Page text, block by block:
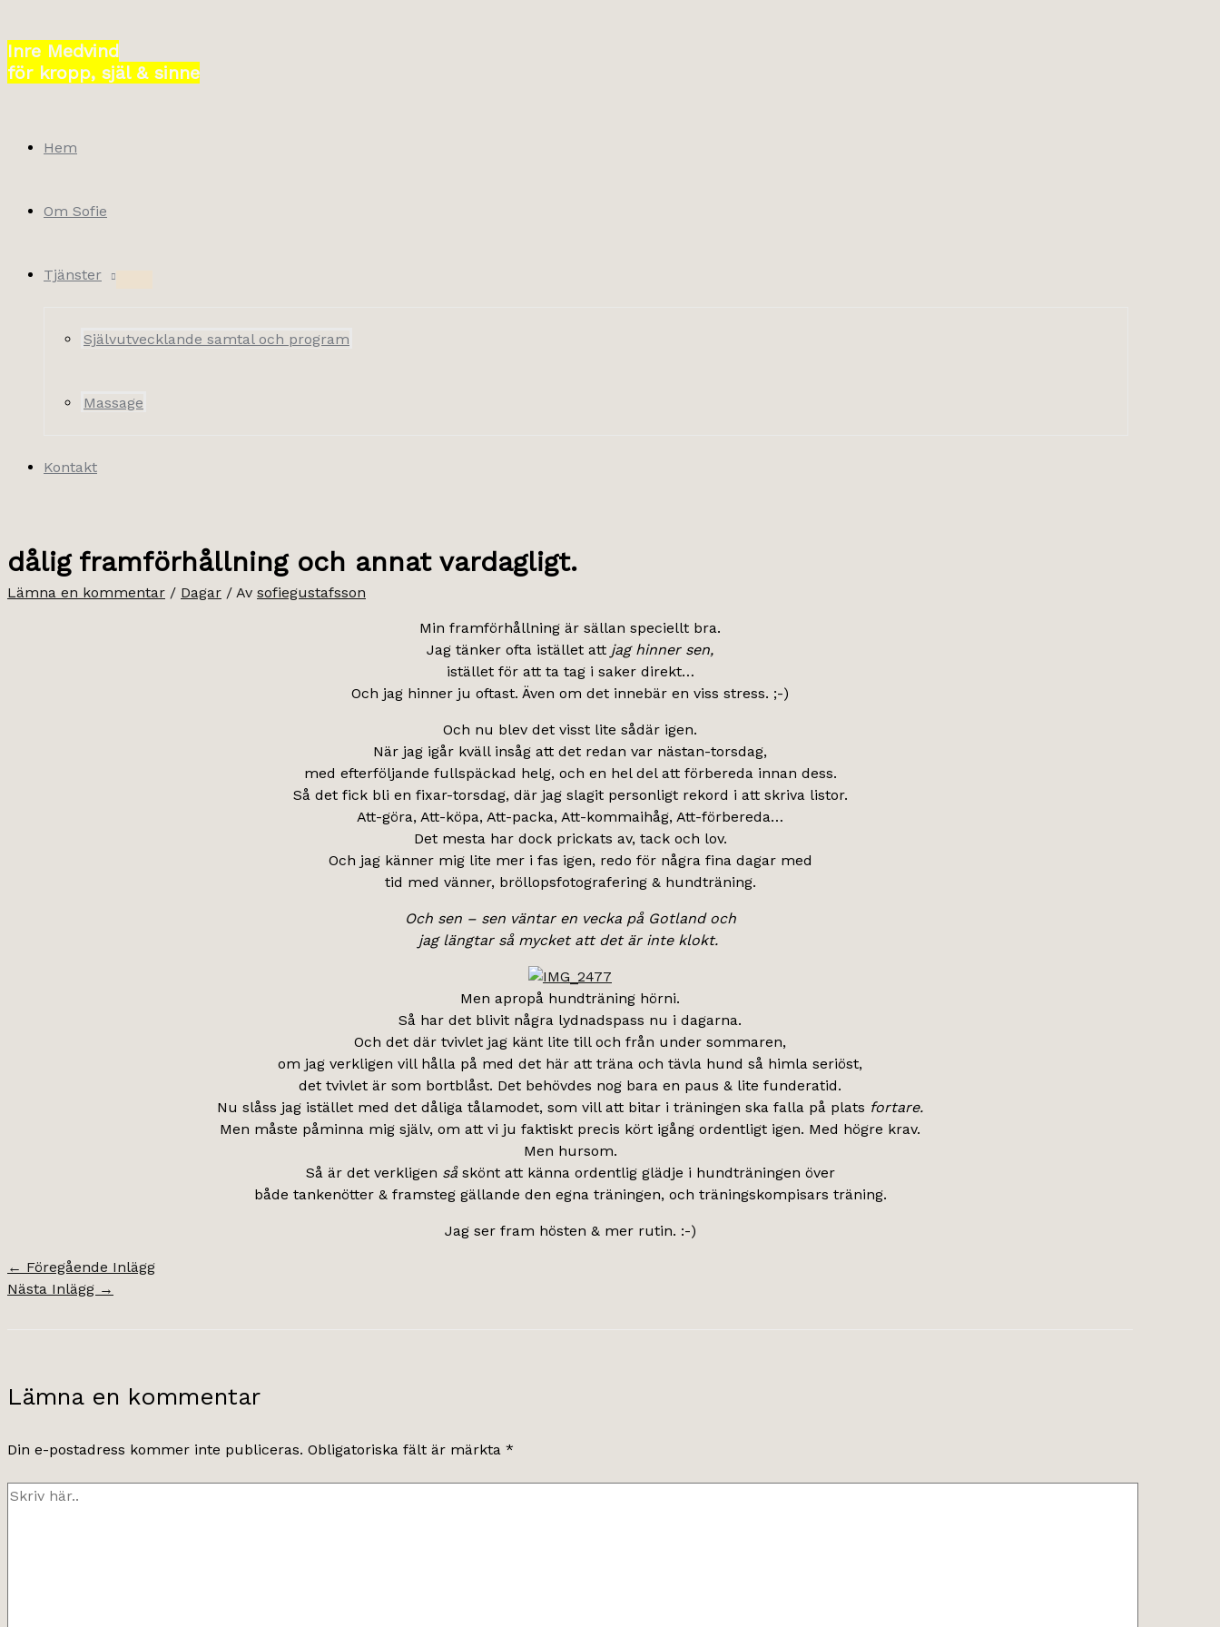
till
innehåll
Inre Medvind
för kropp, själ & sinne
Hem
Om Sofie
Tjänster
Självutvecklande samtal och program
Massage
Kontakt
dålig framförhållning och annat vardagligt.
Lämna en kommentar / Dagar / Av sofiegustafsson
Min framförhållning är sällan speciellt bra.
Jag tänker ofta istället att jag hinner sen,
istället för att ta tag i saker direkt…
Och jag hinner ju oftast. Även om det innebär en viss stress. ;-)
Och nu blev det visst lite sådär igen.
När jag igår kväll insåg att det redan var nästan-torsdag,
med efterföljande fullspäckad helg, och en hel del att förbereda innan dess.
Så det fick bli en fixar-torsdag, där jag slagit personligt rekord i att skriva listor.
Att-göra, Att-köpa, Att-packa, Att-kommaihåg, Att-förbereda…
Det mesta har dock prickats av, tack och lov.
Och jag känner mig lite mer i fas igen, redo för några fina dagar med
tid med vänner, bröllopsfotografering & hundträning.
Och sen – sen väntar en vecka på Gotland och
jag längtar så mycket att det är inte klokt.
Men apropå hundträning hörni.
Så har det blivit några lydnadspass nu i dagarna.
Och det där tvivlet jag känt lite till och från under sommaren,
om jag verkligen vill hålla på med det här att träna och tävla hund så himla seriöst,
det tvivlet är som bortblåst. Det behövdes nog bara en paus & lite funderatid.
Nu slåss jag istället med det dåliga tålamodet, som vill att bitar i träningen ska falla på plats fortare.
Men måste påminna mig själv, om att vi ju faktiskt precis kört igång ordentligt igen. Med högre krav.
Men hursom.
Så är det verkligen såskönt att känna ordentlig glädje i hundträningen över
både tankenötter & framsteg gällande den egna träningen, och träningskompisars träning.
Jag ser fram hösten & mer rutin. :-)
← Föregående Inlägg
Nästa Inlägg →
Lämna en kommentar
Din e-postadress kommer inte publiceras. Obligatoriska fält är märkta *
Skriv